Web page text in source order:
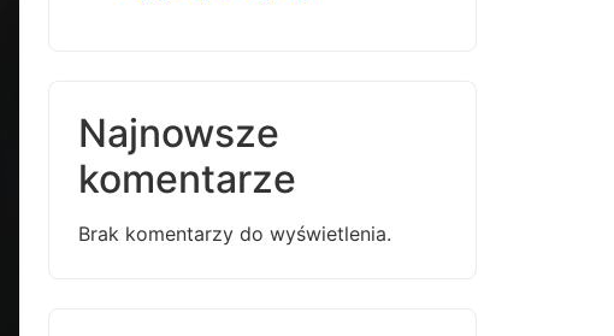
Najnowsze
komentarze
Brak komentarzy do wyświetlenia.